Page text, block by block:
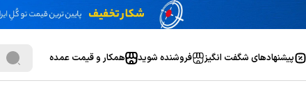
پیشنهاد‌های شگفت انگیز فروشنده شوید همکار و قیمت عمده